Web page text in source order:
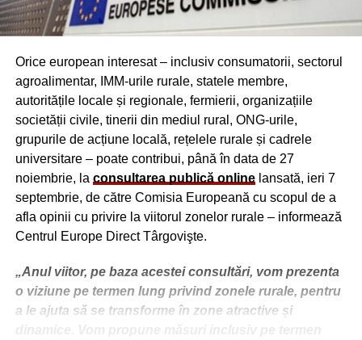
Orice european interesat – inclusiv consumatorii, sectorul
agroalimentar, IMM-urile rurale, statele membre,
autoritățile locale și regionale, fermierii, organizațiile
societății civile, tinerii din mediul rural, ONG-urile,
grupurile de acțiune locală, rețelele rurale și cadrele
universitare – poate contribui, până în data de 27
noiembrie, la consultarea publică onlinelansată, ieri 7
septembrie, de către Comisia Europeană cu scopul de a
afla opinii cu privire la viitorul zonelor rurale – informează
Centrul Europe Direct Târgovişte.
„Anul viitor, pe baza acestei consultări, vom prezenta
o viziune pe termen lung privind zonele rurale, pentru
a le ajuta să se transforme în zone atractive și